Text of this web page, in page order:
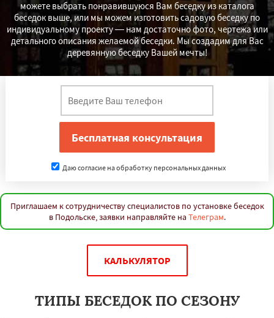
можете выбрать понравившуюся Вам беседку из каталога
беседок выше, или мы можем изготовить садовую беседку по
индивидуальному проекту — нам достаточно фото, чертежа или
детального описания желаемой беседки. Мы создадим для Вас
деревянную беседку Вашей мечты!
Даю согласие на обработку персональных данных
Приглашаем к сотрудничеству специалистов по установке беседок
в Подольске, заявки направляйте на Телеграм.
КАЛЬКУЛЯТОР
ТИПЫ БЕСЕДОК ПО СЕЗОНУ